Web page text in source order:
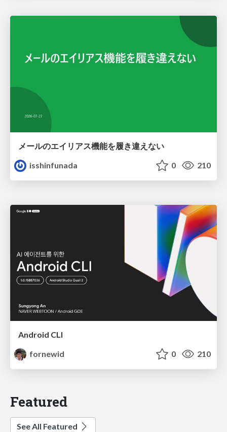
メールのエイリアス機能を履き違えない
isshinfunada
0 210
Android CLI
fornewid
0 210
Featured
See All Featured